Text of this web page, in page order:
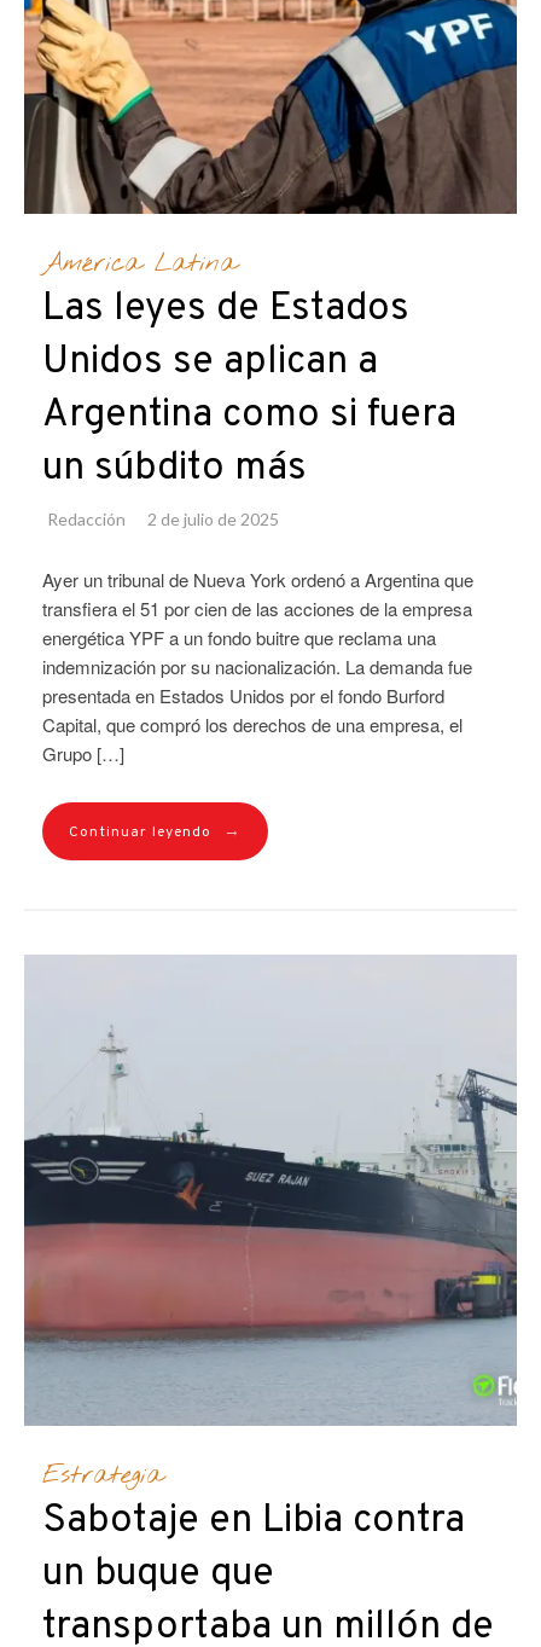
América Latina
Las leyes de Estados
Unidos se aplican a
Argentina como si fuera
un súbdito más
Redacción 2 de julio de 2025
Ayer un tribunal de Nueva York ordenó a Argentina que
transfiera el 51 por cien de las acciones de la empresa
energética YPF a un fondo buitre que reclama una
indemnización por su nacionalización. La demanda fue
presentada en Estados Unidos por el fondo Burford
Capital, que compró los derechos de una empresa, el
Grupo […]
Continuar leyendo →
Estrategia
Sabotaje en Libia contra
un buque que
transportaba un millón de